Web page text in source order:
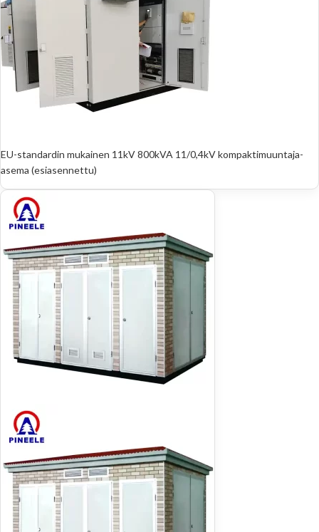
EU-standardin mukainen 11kV 800kVA 11/0,4kV kompaktimuuntaja-
asema (esiasennettu)